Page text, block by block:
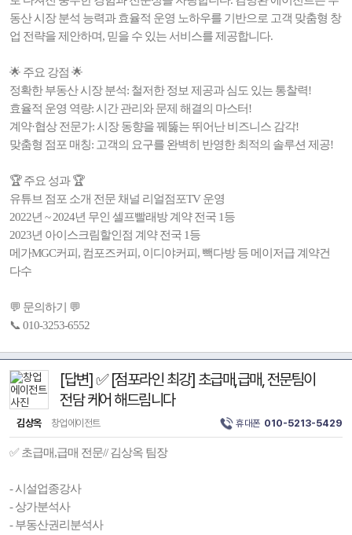
동산 시장 분석 능력과 효율적 운영 노하우를 기반으로 고객 맞춤형 창
업 전략을 제안하며, 믿을 수 있는 서비스를 제공합니다.
🌟 주요 강점 🌟
정확한 부동산 시장 분석: 철저한 정보 제공과 심도 있는 통찰력!
효율적 운영 역량: 시간 관리와 문제 해결의 마스터!
계약·협상 전문가: 시장 동향을 꿰뚫는 뛰어난 비즈니스 감각!
맞춤형 점포 매칭: 고객의 요구를 완벽히 반영한 최적의 솔루션 제공!
🏆 주요 성과 🏆
유튜브 점포 소개 전문 채널 리얼점포TV 운영
2022년 ~ 2024년 무인 셀프빨래방 계약 전국 1등
2023년 아이스크림할인점 계약 전국 1등
메가MGC커피, 컴포즈커피, 이디야커피, 빽다방 등 메이저급 계약건
다수
💬 문의하기 💬
📞 010-3253-6552
[답변] ✅ [점포라인 최강] 초급매,급매, 전문팀이
전담 케어 해드림니다
김상옥 창업에이전트 휴대폰 010-5213-5429
✅ 초급매,급매 전문// 김상옥 팀장
- 시설업종강사
- 상가분석사
- 부동산권리분석사